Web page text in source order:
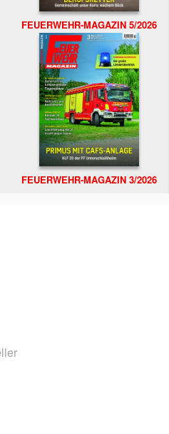
FEUERWEHR-MAGAZIN 5/2026
FEUERWEHR-MAGAZIN 3/2026